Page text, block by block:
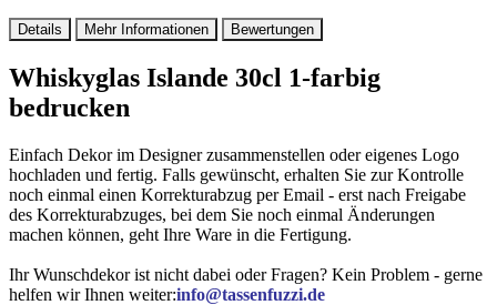
Details Mehr Informationen Bewertungen
Whiskyglas Islande 30cl 1-farbig
bedrucken
Einfach Dekor im Designer zusammenstellen oder eigenes Logo
hochladen und fertig. Falls gewünscht, erhalten Sie zur Kontrolle
noch einmal einen Korrekturabzug per Email - erst nach Freigabe
des Korrekturabzuges, bei dem Sie noch einmal Änderungen
machen können, geht Ihre Ware in die Fertigung.
Ihr Wunschdekor ist nicht dabei oder Fragen? Kein Problem - gerne
helfen wir Ihnen weiter:info@tassenfuzzi.de